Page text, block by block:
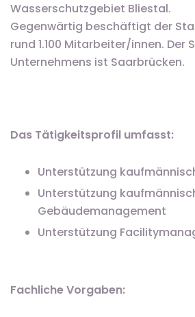
Wasserschutzgebiet Bliestal.
Gegenwärtig beschäftigt der
rund 1.100 Mitarbeiter/innen. Der
Unternehmens ist Saarbrücken.
Das Tätigkeitsprofil umfasst:
Unterstützung
Unterstützung
Gebäudemanagement
Unterstützung
Fachliche Vorgaben: